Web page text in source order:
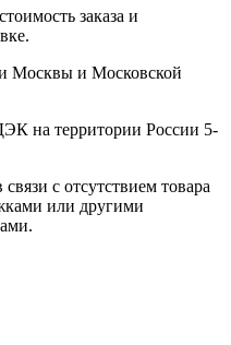
заказа и
Москвы и Московской
на территории России 5-
с отсутствием товара
или другими